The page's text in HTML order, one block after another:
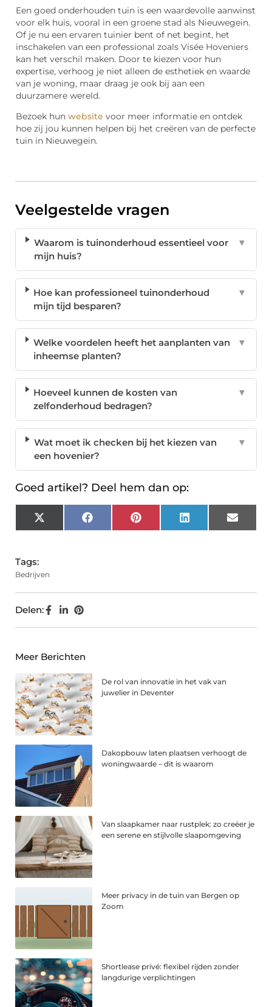
Een goed onderhouden tuin is een waardevolle aanwinst
voor elk huis, vooral in een groene stad als Nieuwegein.
Of je nu een ervaren tuinier bent of net begint, het
inschakelen van een professional zoals Visée Hoveniers
kan het verschil maken. Door te kiezen voor hun
expertise, verhoog je niet alleen de esthetiek en waarde
van je woning, maar draag je ook bij aan een
duurzamere wereld.
Bezoek hun website voor meer informatie en ontdek
hoe zij jou kunnen helpen bij het creëren van de perfecte
tuin in Nieuwegein.
Veelgestelde vragen
Waarom is tuinonderhoud essentieel voor
mijn huis?
▼
Hoe kan professioneel tuinonderhoud
mijn tijd besparen?
▼
Welke voordelen heeft het aanplanten van
inheemse planten?
▼
Hoeveel kunnen de kosten van
zelfonderhoud bedragen?
▼
Wat moet ik checken bij het kiezen van
een hovenier?
▼
Goed artikel? Deel hem dan op:
X
(Twitter)
FacebookPinterest LinkedIn Email
Tags:
Bedrijven
Delen:
Meer Berichten
De rol van innovatie in het vak van
juwelier in Deventer
Dakopbouw laten plaatsen verhoogt de
woningwaarde – dit is waarom
Van slaapkamer naar rustplek: zo creëer je
een serene en stijlvolle slaapomgeving
Meer privacy in de tuin van Bergen op
Zoom
Shortlease privé: flexibel rijden zonder
langdurige verplichtingen